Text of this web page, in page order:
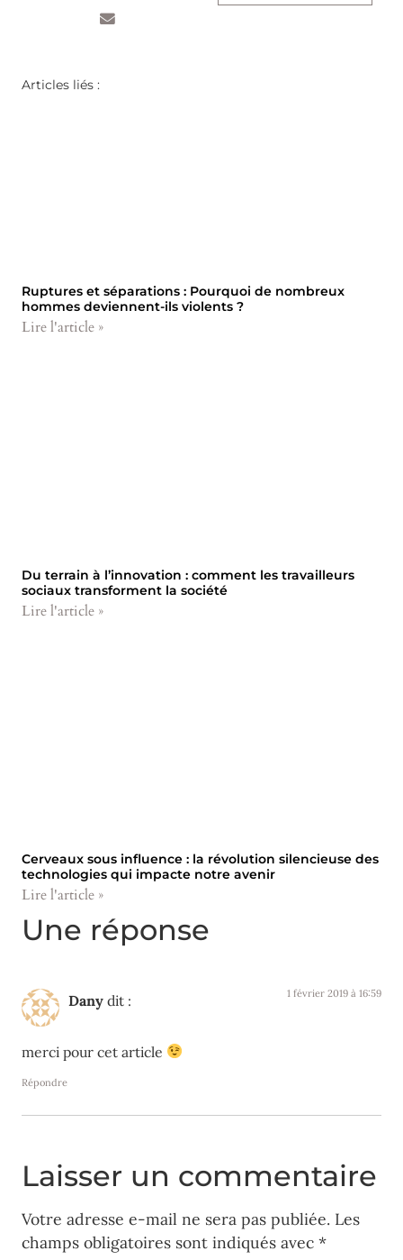
Articles liés :
Ruptures et séparations : Pourquoi de nombreux
hommes deviennent-ils violents ?
Lire l'article »
Du terrain à l’innovation : comment les travailleurs
sociaux transforment la société
Lire l'article »
Cerveaux sous influence : la révolution silencieuse des
technologies qui impacte notre avenir
Lire l'article »
Une réponse
Dany dit : 1 février 2019 à 16:59
merci pour cet article
Répondre
Laisser un commentaire
Votre adresse e-mail ne sera pas publiée. Les
champs obligatoires sont indiqués avec *